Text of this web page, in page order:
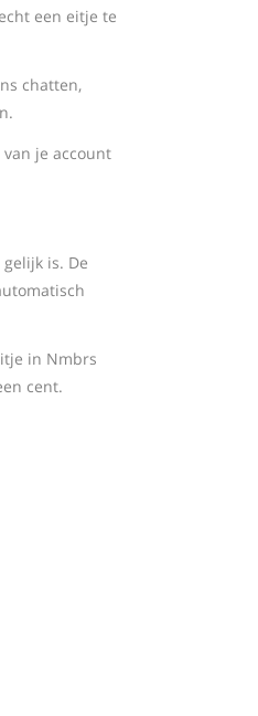
een eitje te
chatten,
je account
is. De
in Nmbrs
cent.